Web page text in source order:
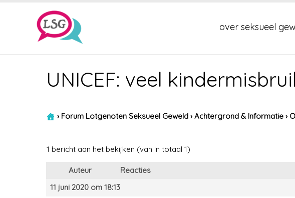
over seksueel
UNICEF: veel
› Forum Lotgenoten Seksueel Geweld › Achtergrond & Informatie ›
1 bericht aan het bekijken (van in totaal 1)
Auteur
Reacties
11 juni 2020 om 18:13